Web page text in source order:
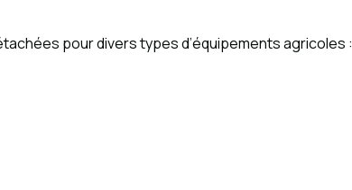
pour divers types d’équipements agricoles :